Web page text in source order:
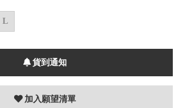
L
貨到通知
加入願望清單